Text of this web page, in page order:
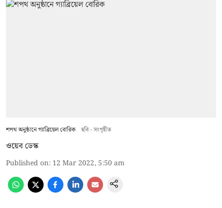
শপথ অনুষ্ঠানে গ্যাব্রিয়েল বোরিক ছবি - সংগৃহীত
ওয়েব ডেস্ক
Published on: 12 Mar 2022, 5:50 am